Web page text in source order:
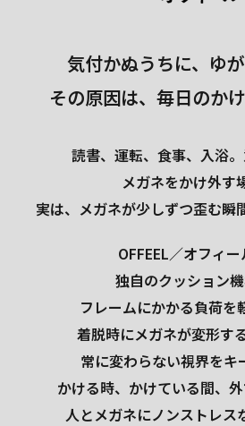
気付かぬうちに、ゆが
その原因は、毎日のか
読書、運転、食事、入浴。
メガネをかけ外す
実は、メガネが少しずつ歪む瞬
OFFEEL／オフィー
独自のクッション機
フレームにかかる負荷を
着脱時にメガネが変形す
常に変わらない視界をキ
かける時、かけている間、外
人とメガネにノンストレス